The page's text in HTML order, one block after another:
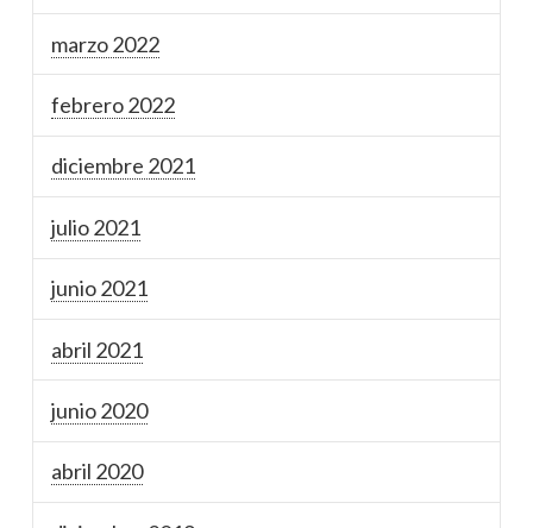
marzo 2022
febrero 2022
diciembre 2021
julio 2021
junio 2021
abril 2021
junio 2020
abril 2020